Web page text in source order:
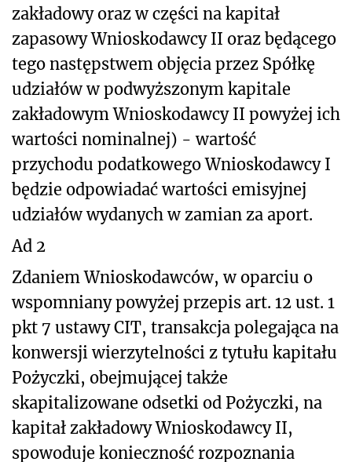
zakładowy oraz w części na kapitał
zapasowy Wnioskodawcy II oraz będącego
tego następstwem objęcia przez Spółkę
udziałów w podwyższonym kapitale
zakładowym Wnioskodawcy II powyżej ich
wartości nominalnej) - wartość
przychodu podatkowego Wnioskodawcy I
będzie odpowiadać wartości emisyjnej
udziałów wydanych w zamian za aport.
Ad 2
Zdaniem Wnioskodawców, w oparciu o
wspomniany powyżej przepis art. 12 ust. 1
pkt 7 ustawy CIT, transakcja polegająca na
konwersji wierzytelności z tytułu kapitału
Pożyczki, obejmującej także
skapitalizowane odsetki od Pożyczki, na
kapitał zakładowy Wnioskodawcy II,
spowoduje konieczność rozpoznania